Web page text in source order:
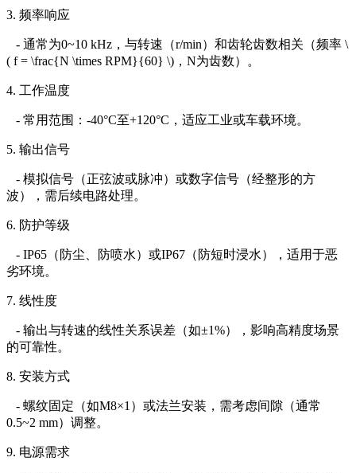
3. 频率响应
- 通常为0~10 kHz，与转速（r/min）和齿轮齿数相关（频率 \
( f = \frac{N \times RPM}{60} \)，N为齿数）。
4. 工作温度
- 常用范围：-40°C至+120°C，适应工业或车载环境。
5. 输出信号
- 模拟信号（正弦波或脉冲）或数字信号（经整形的方
波），需后续电路处理。
6. 防护等级
- IP65（防尘、防喷水）或IP67（防短时浸水），适用于恶
劣环境。
7. 线性度
- 输出与转速的线性关系误差（如±1%），影响高精度场景
的可靠性。
8. 安装方式
- 螺纹固定（如M8×1）或法兰安装，需考虑间隙（通常
0.5~2 mm）调整。
9. 电源需求